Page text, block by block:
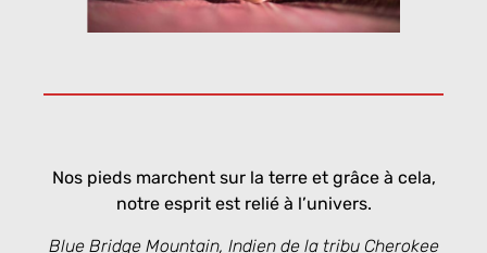
Nos pieds marchent sur la terre et grâce à cela,
notre esprit est relié à l’univers.
Blue Bridge Mountain, Indien de la tribu Cherokee